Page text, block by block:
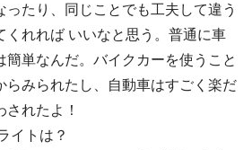
ったり、同じことでも工夫して違う
くれれば いいなと思う。普通に車
簡単なんだ。バイクカーを使うこと
らみられたし、自動車はすごく楽だ
れたよ！
イトは？